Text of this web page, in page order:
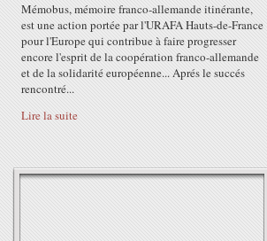
Mémobus, mémoire franco-allemande itinérante,
est une action portée par l'URAFA Hauts-de-France
pour l'Europe qui contribue à faire progresser
encore l'esprit de la coopération franco-allemande
et de la solidarité européenne... Aprés le succés
rencontré...
Lire la suite